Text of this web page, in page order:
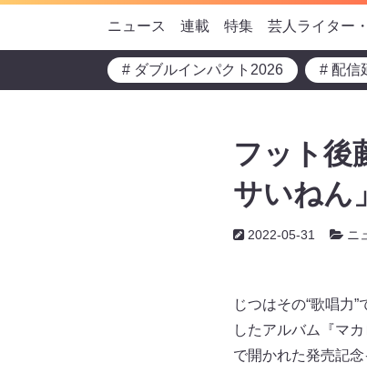
ニュース 連載 特集 芸人ライター
# ダブルインパクト2026 # 配信
フット後
サいねん
2022-05-31 ニ
じつはその“歌唱力
したアルバム『マ
で開かれた発売記